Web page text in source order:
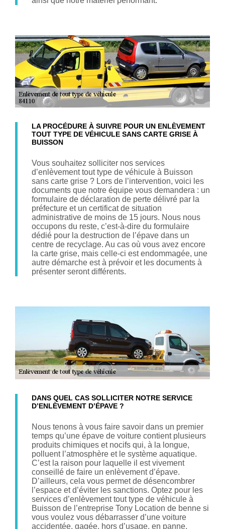
LA PROCÉDURE À SUIVRE POUR UN ENLÈVEMENT
TOUT TYPE DE VÉHICULE SANS CARTE GRISE À
BUISSON
Vous souhaitez solliciter nos services
d’enlèvement tout type de véhicule à Buisson
sans carte grise ? Lors de l’intervention, voici les
documents que notre équipe vous demandera : un
formulaire de déclaration de perte délivré par la
préfecture et un certificat de situation
administrative de moins de 15 jours. Nous nous
occupons du reste, c’est-à-dire du formulaire
dédié pour la destruction de l’épave dans un
centre de recyclage. Au cas où vous avez encore
la carte grise, mais celle-ci est endommagée, une
autre démarche est à prévoir et les documents à
présenter seront différents.
DANS QUEL CAS SOLLICITER NOTRE SERVICE
D’ENLÈVEMENT D’ÉPAVE ?
Nous tenons à vous faire savoir dans un premier
temps qu’une épave de voiture contient plusieurs
produits chimiques et nocifs qui, à la longue,
polluent l’atmosphère et le système aquatique.
C’est la raison pour laquelle il est vivement
conseillé de faire un enlèvement d’épave.
D’ailleurs, cela vous permet de désencombrer
l’espace et d’éviter les sanctions. Optez pour les
services d’enlèvement tout type de véhicule à
Buisson de l’entreprise Tony Location de benne si
vous voulez vous débarrasser d’une voiture
accidentée, gagée, hors d’usage, en panne,